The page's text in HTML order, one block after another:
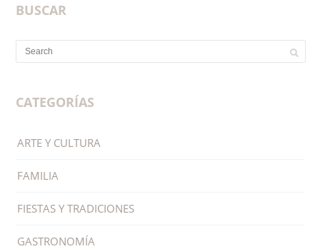
BUSCAR
CATEGORÍAS
ARTE Y CULTURA
FAMILIA
FIESTAS Y TRADICIONES
GASTRONOMÍA